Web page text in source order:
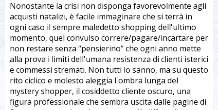
Nonostante la crisi non disponga favorevolmente agli
acquisti natalizi, è facile immaginare che si terrà in
ogni caso il sempre maledetto shopping dell'ultimo
momento, quel convulso correre/pagare/incartare per
non restare senza “pensierino” che ogni anno mette
alla prova i limiti dell'umana resistenza di clienti isterici
e commessi stremati. Non tutti lo sanno, ma su questo
rito ciclico e molesto aleggia l'ombra lunga del
mystery shopper, il cosiddetto cliente oscuro, una
figura professionale che sembra uscita dalle pagine di